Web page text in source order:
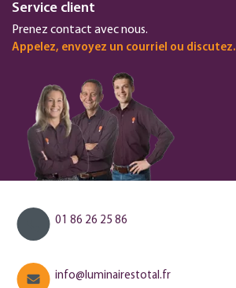
Service client
Prenez contact avec nous.
Appelez, envoyez un courriel ou discutez.
01 86 26 25 86
info@luminairestotal.fr